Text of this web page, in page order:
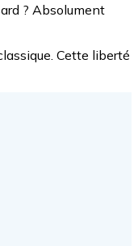
? Absolument
Cette liberté